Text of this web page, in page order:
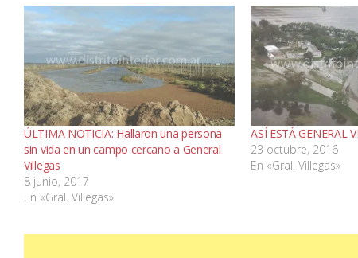
ÚLTIMA NOTICIA: Hallaron una persona
sin vida en un campo cercano a General
Villegas
8 junio, 2017
En «Gral. Villegas»
ASÍ ESTÁ GENERAL
23 octubre, 2016
En «Gral. Villegas»